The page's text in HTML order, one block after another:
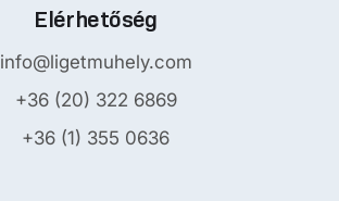
Elérhetőség
info@ligetmuhely.com
+36 (20) 322 6869
+36 (1) 355 0636